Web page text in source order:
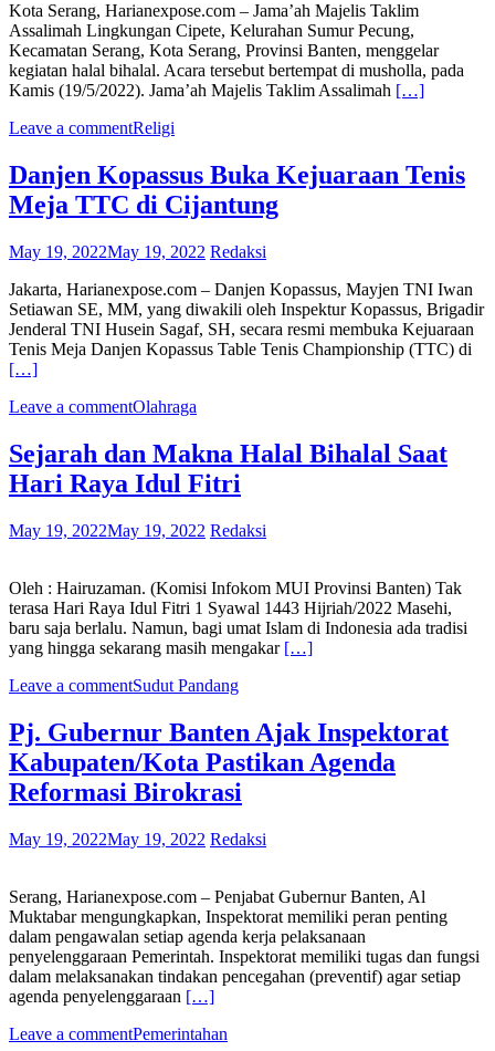
Kota Serang, Harianexpose.com – Jama’ah Majelis Taklim
Assalimah Lingkungan Cipete, Kelurahan Sumur Pecung,
Kecamatan Serang, Kota Serang, Provinsi Banten, menggelar
kegiatan halal bihalal. Acara tersebut bertempat di musholla, pada
Kamis (19/5/2022). Jama’ah Majelis Taklim Assalimah […]
Leave a commentReligi
Danjen Kopassus Buka Kejuaraan Tenis
Meja TTC di Cijantung
May 19, 2022May 19, 2022 Redaksi
Jakarta, Harianexpose.com – Danjen Kopassus, Mayjen TNI Iwan
Setiawan SE, MM, yang diwakili oleh Inspektur Kopassus, Brigadir
Jenderal TNI Husein Sagaf, SH, secara resmi membuka Kejuaraan
Tenis Meja Danjen Kopassus Table Tenis Championship (TTC) di
[…]
Leave a commentOlahraga
Sejarah dan Makna Halal Bihalal Saat
Hari Raya Idul Fitri
May 19, 2022May 19, 2022 Redaksi
Oleh : Hairuzaman. (Komisi Infokom MUI Provinsi Banten) Tak
terasa Hari Raya Idul Fitri 1 Syawal 1443 Hijriah/2022 Masehi,
baru saja berlalu. Namun, bagi umat Islam di Indonesia ada tradisi
yang hingga sekarang masih mengakar […]
Leave a commentSudut Pandang
Pj. Gubernur Banten Ajak Inspektorat
Kabupaten/Kota Pastikan Agenda
Reformasi Birokrasi
May 19, 2022May 19, 2022 Redaksi
Serang, Harianexpose.com – Penjabat Gubernur Banten, Al
Muktabar mengungkapkan, Inspektorat memiliki peran penting
dalam pengawalan setiap agenda kerja pelaksanaan
penyelenggaraan Pemerintah. Inspektorat memiliki tugas dan fungsi
dalam melaksanakan tindakan pencegahan (preventif) agar setiap
agenda penyelenggaraan […]
Leave a commentPemerintahan